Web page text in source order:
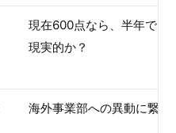
現在600点なら、半年で
現実的か？
海外事業部への異動に繋が